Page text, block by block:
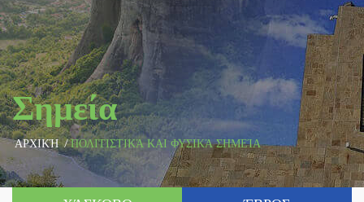
Σημεία
ΑΡΧΙΚΉ/ΠΟΛΙΤΙΣΤΙΚΆ ΚΑΙ ΦΥΣΙΚΆ ΣΗΜΕΊΑ